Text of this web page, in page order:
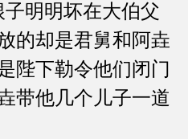
明明坏在大伯父
的却是君舅和阿垚
陛下勒令他们闭门
带他几个儿子一道